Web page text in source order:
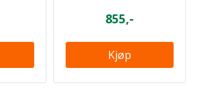
855,-
Kjøp